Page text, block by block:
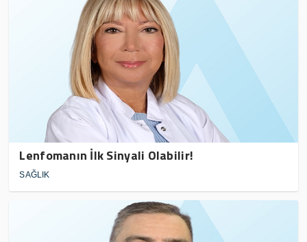
Lenfomanın İlk Sinyali Olabilir!
SAĞLIK